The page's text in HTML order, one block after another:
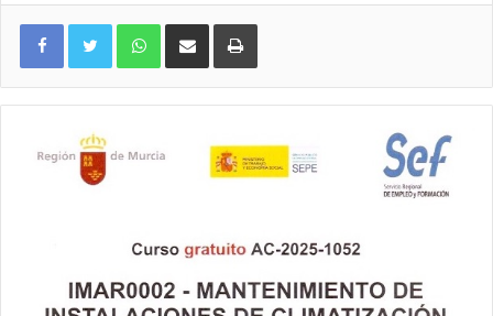
WhatsAppCompartir por correo electrónicoImprimir